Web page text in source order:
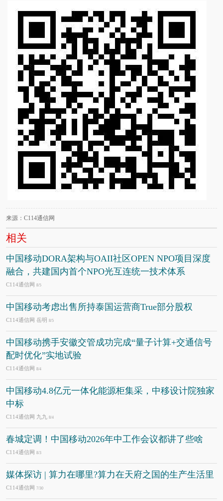
来源：C114通信网
相关
中国移动DORA架构与OAII社区OPEN NPO项目深度
融合，共建国内首个NPO光互连统一技术体系
C114通信网 8/5
中国移动考虑出售所持泰国运营商True部分股权
C114通信网 岳明 8/5
中国移动携手安徽交管成功完成“量子计算+交通信号
配时优化”实地试验
C114通信网 8/4
中国移动4.8亿元一体化能源柜集采，中移设计院独家
中标
C114通信网 九九 8/4
春城定调！中国移动2026年中工作会议都讲了些啥
C114通信网 8/3
媒体探访 | 算力在哪里?算力在天府之国的生产生活里
C114通信网 7/30